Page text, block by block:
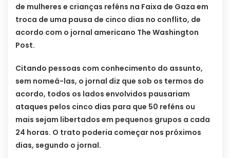
de mulheres e crianças reféns na Faixa de Gaza em
troca de uma pausa de cinco dias no conflito, de
acordo com o jornal americano The Washington
Post.
Citando pessoas com conhecimento do assunto,
sem nomeá-las, o jornal diz que sob os termos do
acordo, todos os lados envolvidos pausariam
ataques pelos cinco dias para que 50 reféns ou
mais sejam libertados em pequenos grupos a cada
24 horas. O trato poderia começar nos próximos
dias, segundo o jornal.